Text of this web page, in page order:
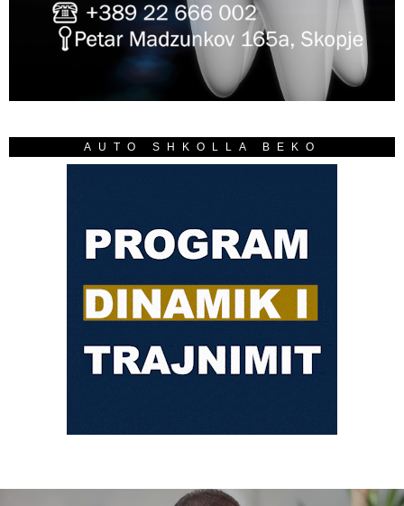
AUTO SHKOLLA BEKO